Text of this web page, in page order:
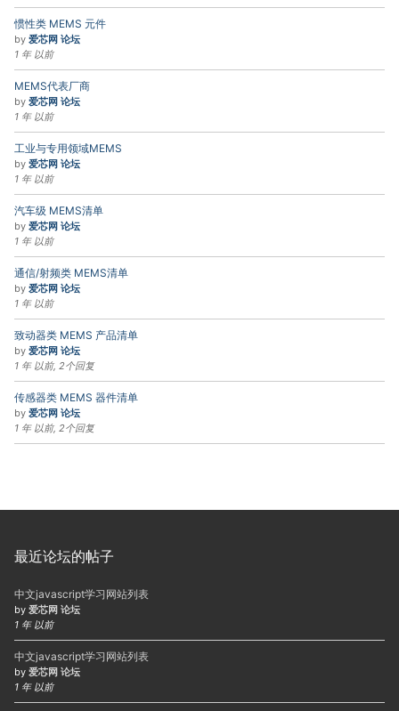
惯性类 MEMS 元件
by 爱芯网 论坛
1 年 以前
MEMS代表厂商
by 爱芯网 论坛
1 年 以前
工业与专用领域MEMS
by 爱芯网 论坛
1 年 以前
汽车级 MEMS清单
by 爱芯网 论坛
1 年 以前
通信/射频类 MEMS清单
by 爱芯网 论坛
1 年 以前
致动器类 MEMS 产品清单
by 爱芯网 论坛
1 年 以前, 2个回复
传感器类 MEMS 器件清单
by 爱芯网 论坛
1 年 以前, 2个回复
最近论坛的帖子
中文javascript学习网站列表
by 爱芯网 论坛
1 年 以前
中文javascript学习网站列表
by 爱芯网 论坛
1 年 以前